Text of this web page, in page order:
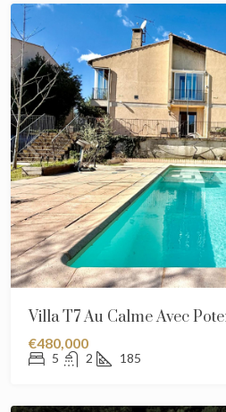
Villa T7 Au Calme Avec
€480,000
5 2 185